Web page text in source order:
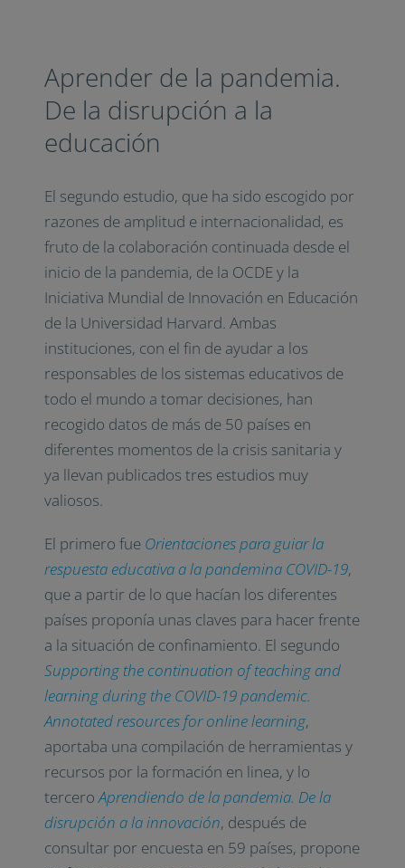
Aprender de la pandemia.
De la disrupción a la
educación
El segundo estudio, que ha sido escogido por
razones de amplitud e internacionalidad, es
fruto de la colaboración continuada desde el
inicio de la pandemia, de la OCDE y la
Iniciativa Mundial de Innovación en Educación
de la Universidad Harvard. Ambas
instituciones, con el fin de ayudar a los
responsables de los sistemas educativos de
todo el mundo a tomar decisiones, han
recogido datos de más de 50 países en
diferentes momentos de la crisis sanitaria y
ya llevan publicados tres estudios muy
valiosos.
El primero fue Orientaciones para guiar la
respuesta educativa a la pandemina COVID-19,
que a partir de lo que hacían los diferentes
países proponía unas claves para hacer frente
a la situación de confinamiento. El segundo
Supporting the continuation of teaching and
learning during the COVID-19 pandemic.
Annotated resources for online learning,
aportaba una compilación de herramientas y
recursos por la formación en linea, y lo
terceroAprendiendo de la pandemia. De la
disrupción a la innovación, después de
consultar por encuesta en 59 países, propone